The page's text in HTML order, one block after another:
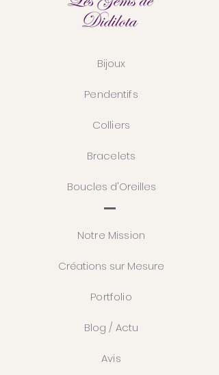
Bijoux
Pendentifs
Colliers
Bracelets
Boucles d'Oreilles
Notre Mission
Créations sur Mesure
Portfolio
Blog / Actu
Avis